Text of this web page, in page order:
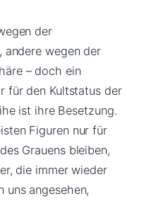
der
andere wegen der
– doch ein
für den Kultstatus der
ist ihre Besetzung.
Figuren nur für
Grauens bleiben,
die immer wieder
uns angesehen,